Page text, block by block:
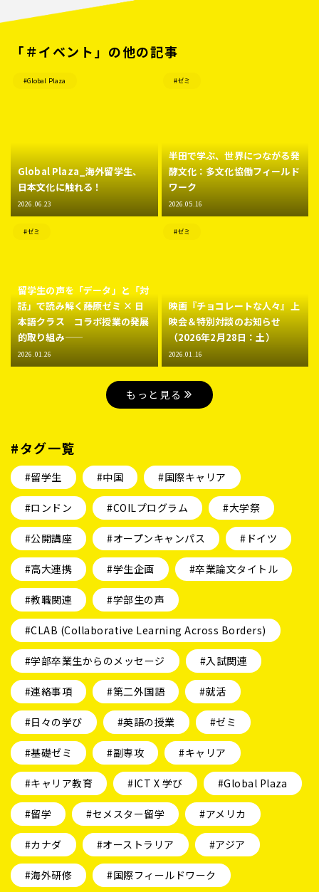
「＃イベント」の他の記事
Global Plaza_海外留学生、
日本文化に触れる！
2026.06.23
#Global Plaza
半田で学ぶ、世界につながる発
酵文化：多文化協働フィールド
ワーク
2026.05.16
#ゼミ
留学生の声を「データ」と「対
話」で読み解く――藤原ゼミ × 日
本語クラス コラボ授業の発展
的取り組み――
2026.01.26
#ゼミ
映画『チョコレートな人々』上
映会＆特別対談のお知らせ
（2026年2月28日：土）
2026.01.16
#ゼミ
もっと見る
#タグ一覧
#留学生 #中国 #国際キャリア
#ロンドン #COILプログラム #大学祭
#公開講座 #オープンキャンパス #ドイツ
#高大連携 #学生企画 #卒業論文タイトル
#教職関連 #学部生の声
#CLAB (Collaborative Learning Across Borders)
#学部卒業生からのメッセージ #入試関連
#連絡事項 #第二外国語 #就活
#日々の学び #英語の授業 #ゼミ
#基礎ゼミ #副専攻 #キャリア
#キャリア教育 #ICT X 学び #Global Plaza
#留学 #セメスター留学 #アメリカ
#カナダ #オーストラリア #アジア
#海外研修 #国際フィールドワーク